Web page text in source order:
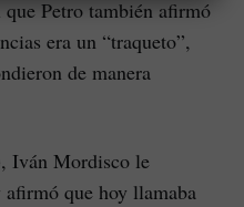
Petro también afirmó
era un “traqueto”,
de manera
Iván Mordisco le
que hoy llamaba